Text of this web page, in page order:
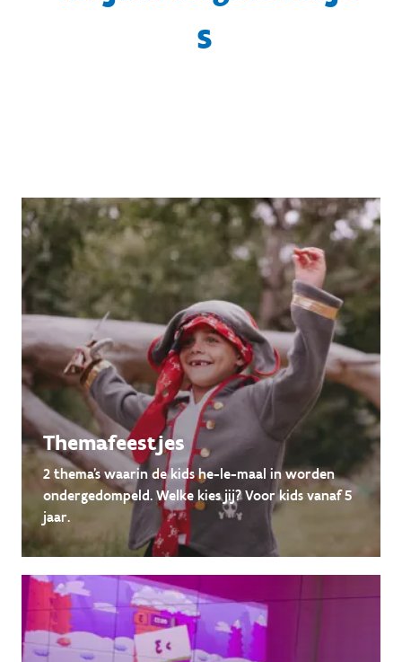
s
Themafeestjes
2 thema's waarin de kids he-le-maal in worden
ondergedompeld. Welke kies jij? Voor kids vanaf 5
jaar.